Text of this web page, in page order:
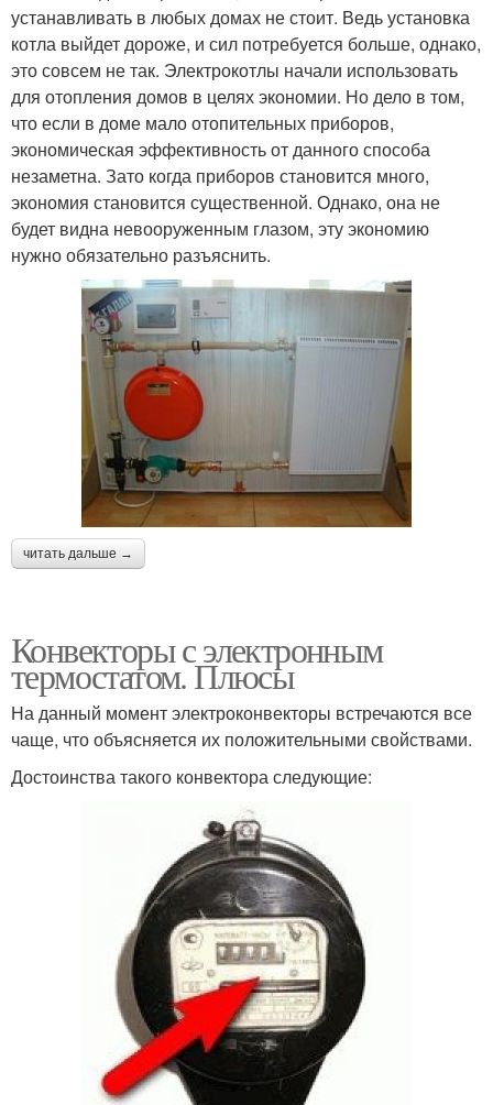
устанавливать в любых домах не стоит. Ведь установка
котла выйдет дороже, и сил потребуется больше, однако,
это совсем не так. Электрокотлы начали использовать
для отопления домов в целях экономии. Но дело в том,
что если в доме мало отопительных приборов,
экономическая эффективность от данного способа
незаметна. Зато когда приборов становится много,
экономия становится существенной. Однако, она не
будет видна невооруженным глазом, эту экономию
нужно обязательно разъяснить.
читать дальше →
Конвекторы с электронным
термостатом. Плюсы
На данный момент электроконвекторы встречаются все
чаще, что объясняется их положительными свойствами.
Достоинства такого конвектора следующие: